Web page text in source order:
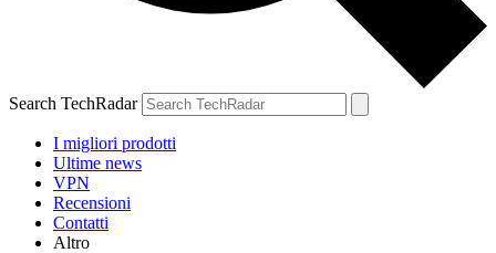
Search TechRadar
I migliori prodotti
Ultime news
VPN
Recensioni
Contatti
Altro